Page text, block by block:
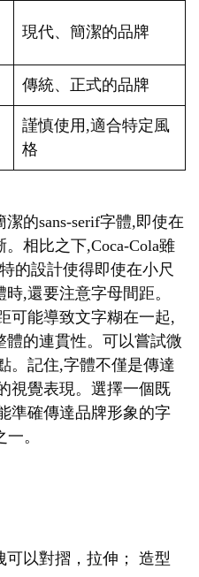
現代、簡潔的品牌
傳統、正式的品牌
謹慎使用,適合特定風
格
的sans-serif字體,即使在
相比之下,Coca-Cola雖
的設計使得即使在小尺
,還要注意字母間距。
可能導致文字糊在一起,
的連貫性。可以嘗試微
。記住,字體不僅是傳達
視覺表現。選擇一個既
準確傳達品牌形象的字
。
以對摺，拉伸； 造型